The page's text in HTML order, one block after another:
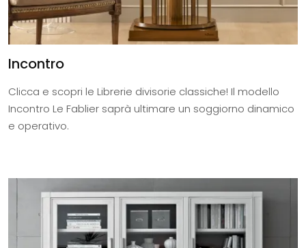
Incontro
Clicca e scopri le Librerie divisorie classiche! Il modello
Incontro Le Fablier saprà ultimare un soggiorno dinamico
e operativo.